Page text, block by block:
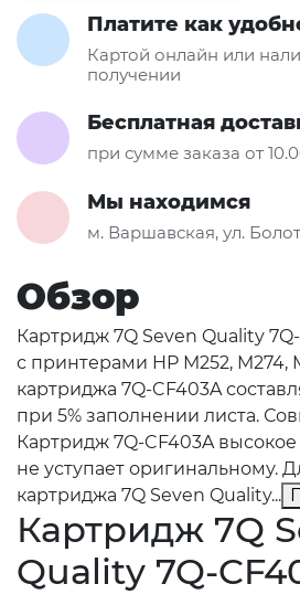
Платите как
Картой онлайн или
получении
Бесплатная
при сумме заказа от
Мы находимся
м. Варшавская, ул.
Обзор
Картридж 7Q Seven Quality
с принтерами HP M252, M274,
картриджа 7Q-CF403A
при 5% заполнении листа.
Картридж 7Q-CF403A высокое
не уступает оригинальному.
картриджа 7Q Seven Quality...
Картридж 7Q
Quality 7Q-